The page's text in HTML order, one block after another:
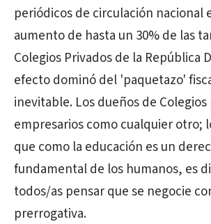
periódicos de circulación nacional
aumento de hasta un 30% de las
Colegios Privados de la República
efecto dominó del 'paquetazo'
inevitable. Los dueños de
empresarios como cualquier otro;
que como la educación es un
fundamental de los humanos, es
todos/as pensar que se negocie
prerrogativa.